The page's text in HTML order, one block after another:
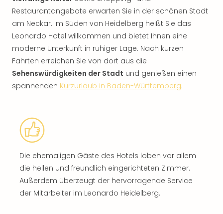
Restaurantangebote erwarten Sie in der schönen Stadt
am Neckar. Im Süden von Heidelberg heißt Sie das
Leonardo Hotel willkommen und bietet Ihnen eine
moderne Unterkunft in ruhiger Lage. Nach kurzen
Fahrten erreichen Sie von dort aus die
Sehenswürdigkeiten der Stadt und genießen einen
spannenden Kurzurlaub in Baden-Württemberg.
Die ehemaligen Gäste des Hotels loben vor allem
die hellen und freundlich eingerichteten Zimmer.
Außerdem überzeugt der hervorragende Service
der Mitarbeiter im Leonardo Heidelberg.